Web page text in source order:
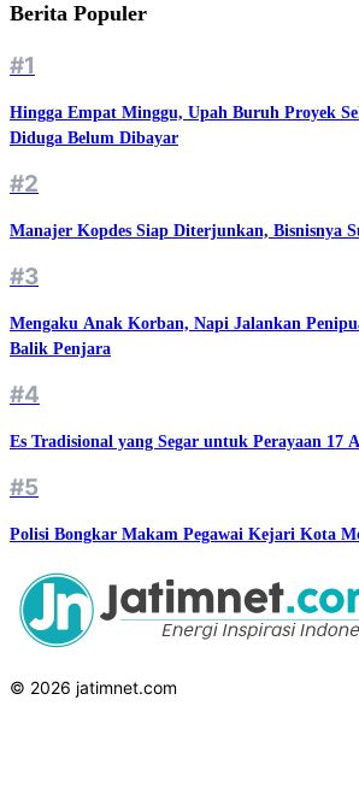
Berita Populer
#1
Hingga Empat Minggu, Upah Buruh Proyek
Diduga Belum Dibayar
#2
Manajer Kopdes Siap Diterjunkan, Bisnisnya
#3
Mengaku Anak Korban, Napi Jalankan
Balik Penjara
#4
Es Tradisional yang Segar untuk Perayaan 17
#5
Polisi Bongkar Makam Pegawai Kejari Kota
© 2026 jatimnet.com